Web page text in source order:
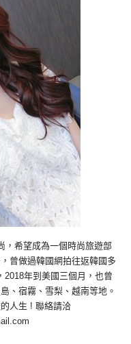
，希望成為一個時尚旅遊部
曾做過韓國網拍往返韓國多
2018年到美國三個月，也曾
、宿霧、雪梨、越南等地。
人生 ! 聯絡請洽